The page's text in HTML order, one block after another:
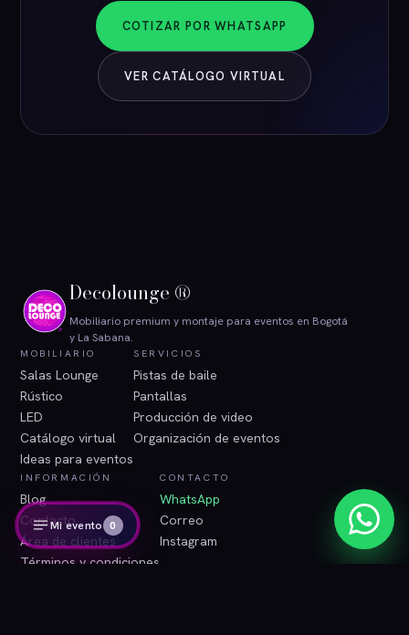
COTIZAR POR WHATSAPP
VER CATÁLOGO VIRTUAL
Decolounge ®
Mobiliario premium y montaje para eventos en Bogotá
y La Sabana.
MOBILIARIO
Salas Lounge
Rústico
LED
Catálogo virtual
Ideas para eventos
SERVICIOS
Pistas de baile
Pantallas
Producción de video
Organización de eventos
INFORMACIÓN
Blog
Contacto
Área de clientes
Términos y condiciones
CONTACTO
WhatsApp
Correo
Instagram
Mi evento 0